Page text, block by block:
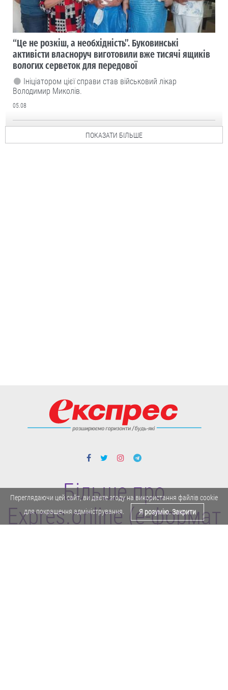
“Це не розкіш, а необхідність”. Буковинські
активісти власноруч виготовили вже тисячі ящиків
вологих серветок для передової
Ініціатором цієї справи став військовий лікар
Володимир Миколів.
05.08
ПОКАЗАТИ БІЛЬШЕ
Більше про
Expres.online (e-формат
Переглядаючи цей сайт, ви даєте згоду на використання файлів cookie
для покращення адміністрування.
Я розумію. Закрити